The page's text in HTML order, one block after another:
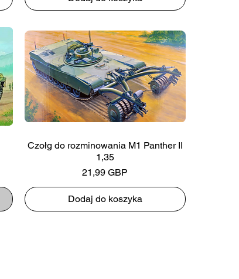
Czołg do rozminowania M1 Panther II
1,35
Cena
21,99 GBP
Dodaj do koszyka